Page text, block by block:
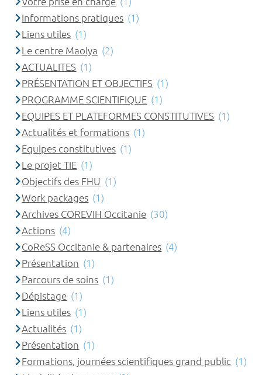
Informations pratiques (1)
Liens utiles (1)
Le centre Maolya (2)
ACTUALITES (1)
PRÉSENTATION ET OBJECTIFS (1)
PROGRAMME SCIENTIFIQUE (1)
EQUIPES ET PLATEFORMES CONSTITUTIVES (1)
Actualités et formations (1)
Equipes constitutives (1)
Le projet TIE (1)
Objectifs des FHU (1)
Work packages (1)
Archives COREVIH Occitanie (30)
Actions (4)
CoReSS Occitanie & partenaires (4)
Présentation (1)
Parcours de soins (1)
Dépistage (1)
Liens utiles (1)
Actualités (1)
Présentation (1)
Formations, journées scientifiques grand public (1)